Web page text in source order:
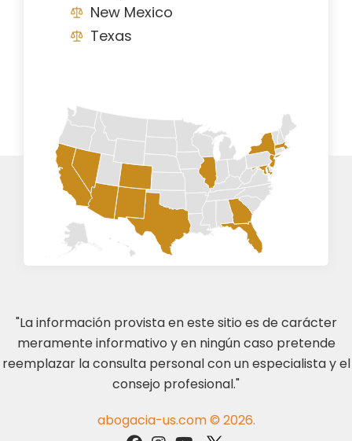
New Mexico
Texas
"La información provista en este sitio es de carácter
meramente informativo y en ningún caso pretende
reemplazar la consulta personal con un especialista y el
consejo profesional."
abogacia-us.com © 2026.